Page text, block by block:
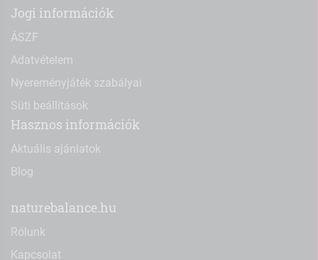
Jogi információk
ÁSZF
Adatvételem
Nyereményjáték szabályai
Süti beállítások
Hasznos információk
Aktuális ajánlatok
Blog
naturebalance.hu
Rólunk
Kapcsolat